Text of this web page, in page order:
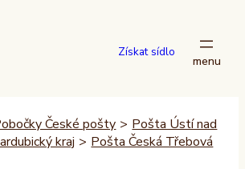
Získat sídlo
České pošty > Pošta Ústí nad
kraj > Pošta Česká Třebová